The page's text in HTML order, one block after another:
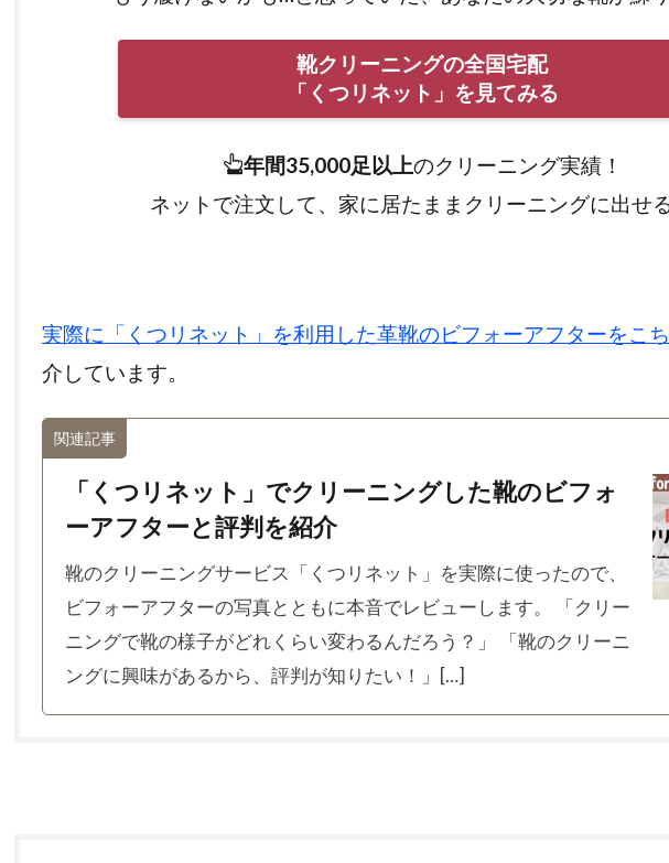
靴クリーニングの全国宅配
「くつリネット」を見てみる
年間35,000足以上のクリーニング実績！
ネットで注文して、家に居たままクリーニングに出せ
実際に「くつリネット」を利用した革靴のビフォーアフターをこ
介しています。
関連記事
「くつリネット」でクリーニングした靴のビフォ
ーアフターと評判を紹介
靴のクリーニングサービス「くつリネット」を実際に使ったので、
ビフォーアフターの写真とともに本音でレビューします。 「クリー
ニングで靴の様子がどれくらい変わるんだろう？」 「靴のクリーニ
ングに興味があるから、評判が知りたい！」[…]